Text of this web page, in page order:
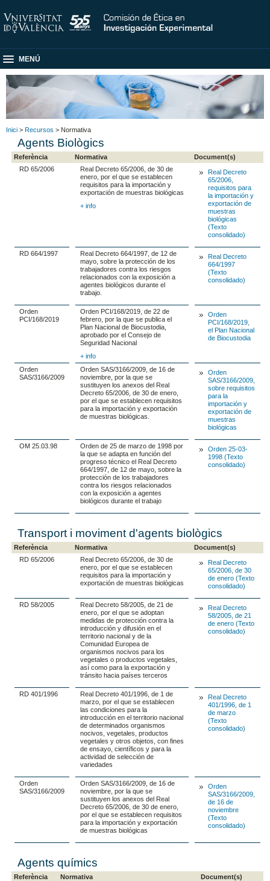
MENÚ
Inici > Recursos > Normativa
Agents Biològics
Referència Normativa
Document(s)
RD 65/2006
Real Decreto 65/2006, de 30 de
enero, por el que se establecen
requisitos para la importación y
exportación de muestras biológicas
+ info
Real Decreto
65/2006,
requisitos para
la importación y
exportación de
muestras
biológicas
(Texto
consolidado)
RD 664/1997
Real Decreto 664/1997, de 12 de
mayo, sobre la protección de los
trabajadores contra los riesgos
relacionados con la exposición a
agentes biológicos durante el
trabajo.
Real Decreto
664/1997
(Texto
consolidado)
Orden
PCI/168/2019
Orden PCI/168/2019, de 22 de
febrero, por la que se publica el
Plan Nacional de Biocustodia,
aprobado por el Consejo de
Seguridad Nacional
+ info
Orden
PCI/168/2019,
el Plan Nacional
de Biocustodia
Orden
SAS/3166/2009
Orden SAS/3166/2009, de 16 de
noviembre, por la que se
sustituyen los anexos del Real
Decreto 65/2006, de 30 de enero,
por el que se establecen requisitos
para la importación y exportación
de muestras biológicas.
Orden
SAS/3166/2009,
sobre requisitos
para la
importación y
exportación de
muestras
biológicas
OM 25.03.98
Orden de 25 de marzo de 1998 por
la que se adapta en función del
progreso técnico el Real Decreto
664/1997, de 12 de mayo, sobre la
protección de los trabajadores
contra los riesgos relacionados
con la exposición a agentes
biológicos durante el trabajo
Orden 25-03-
1998 (Texto
consolidado)
Transport i moviment d'agents biològics
Referència Normativa
Document(s)
RD 65/2006
Real Decreto 65/2006, de 30 de
enero, por el que se establecen
requisitos para la importación y
exportación de muestras biológicas
Real Decreto
65/2006, de 30
de enero (Texto
consolidado)
RD 58/2005
Real Decreto 58/2005, de 21 de
enero, por el que se adoptan
medidas de protección contra la
introducción y difusión en el
territorio nacional y de la
Comunidad Europea de
organismos nocivos para los
vegetales o productos vegetales,
así como para la exportación y
tránsito hacia países terceros
Real Decreto
58/2005, de 21
de enero (Texto
consolidado)
RD 401/1996
Real Decreto 401/1996, de 1 de
marzo, por el que se establecen
las condiciones para la
introducción en el territorio nacional
de determinados organismos
nocivos, vegetales, productos
vegetales y otros objetos, con fines
de ensayo, científicos y para la
actividad de selección de
variedades
Real Decreto
401/1996, de 1
de marzo
(Texto
consolidado)
Orden
SAS/3166/2009
Orden SAS/3166/2009, de 16 de
noviembre, por la que se
sustituyen los anexos del Real
Decreto 65/2006, de 30 de enero,
por el que se establecen requisitos
para la importación y exportación
de muestras biológicas
Orden
SAS/3166/2009,
de 16 de
noviembre
(Texto
consolidado)
Agents químics
Referència Normativa
Document(s)